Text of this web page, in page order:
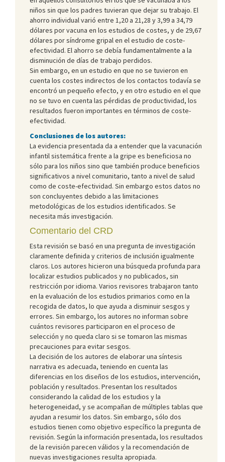
niños sin que los padres tuvieran que dejar su trabajo. El
ahorro individual varió entre 1,20 a 21,28 y 3,99 a 34,79
dólares por vacuna en los estudios de costes, y de 29,67
dólares por síndrome gripal en el estudio de coste-
efectividad. El ahorro se debía fundamentalmente a la
disminución de días de trabajo perdidos.
Sin embargo, en un estudio en que no se tuvieron en
cuenta los costes indirectos de los contactos todavía se
encontró un pequeño efecto, y en otro estudio en el que
no se tuvo en cuenta las pérdidas de productividad, los
resultados fueron importantes en términos de coste-
efectividad.
Conclusiones de los autores:
La evidencia presentada da a entender que la vacunación
infantil sistemática frente a la gripe es beneficiosa no
sólo para los niños sino que también produce beneficios
significativos a nivel comunitario, tanto a nivel de salud
como de coste-efectividad. Sin embargo estos datos no
son concluyentes debido a las limitaciones
metodológicas de los estudios identificados. Se
necesita más investigación.
Comentario del CRD
Esta revisión se basó en una pregunta de investigación
claramente definida y criterios de inclusión igualmente
claros. Los autores hicieron una búsqueda profunda para
localizar estudios publicados y no publicados, sin
restricción por idioma. Varios revisores trabajaron tanto
en la evaluación de los estudios primarios como en la
recogida de datos, lo que ayuda a disminuir sesgos y
errores. Sin embargo, los autores no informan sobre
cuántos revisores participaron en el proceso de
selección y no queda claro si se tomaron las mismas
precauciones para evitar sesgos.
La decisión de los autores de elaborar una síntesis
narrativa es adecuada, teniendo en cuenta las
diferencias en los diseños de los estudios, intervención,
población y resultados. Presentan los resultados
considerando la calidad de los estudios y la
heterogeneidad, y se acompañan de múltiples tablas que
ayudan a resumir los datos. Sin embargo, sólo dos
estudios tienen como objetivo específico la pregunta de
revisión. Según la información presentada, los resultados
de la revisión parecen válidos y la recomendación de
nuevas investigaciones resulta apropiada.